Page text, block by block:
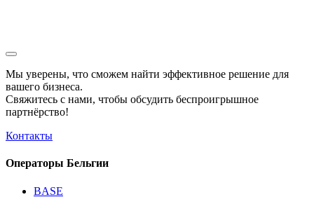
Мы уверены, что сможем найти эффективное решение для
вашего бизнеса.
Свяжитесь с нами, чтобы обсудить беспроигрышное
партнёрство!
Контакты
Операторы Бельгии
BASE